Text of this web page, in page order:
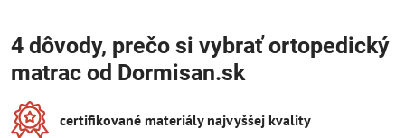
4 dôvody, prečo si vybrať ortopedický
matrac od Dormisan.sk
certifikované materiály najvyššej kvality